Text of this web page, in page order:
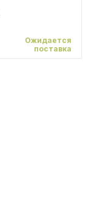
Ожидается
поставка